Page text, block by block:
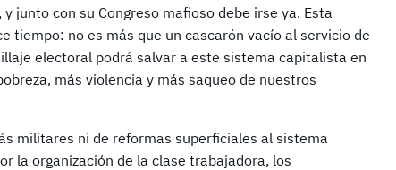
junto con su Congreso mafioso debe irse ya. Esta
tiempo: no es más que un cascarón vacío al servicio de
electoral podrá salvar a este sistema capitalista en
más violencia y más saqueo de nuestros
militares ni de reformas superficiales al sistema
la organización de la clase trabajadora, los